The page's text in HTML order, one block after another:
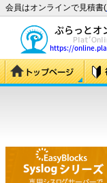
会員はオンラインで見積書(